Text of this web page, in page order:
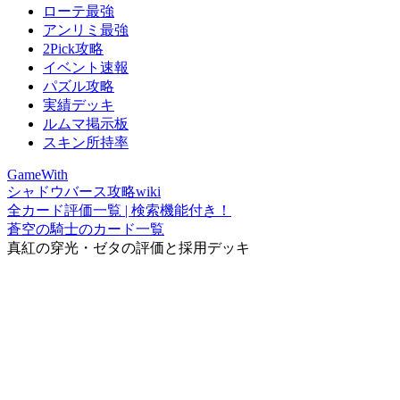
ローテ最強
アンリミ最強
2Pick攻略
イベント速報
パズル攻略
実績デッキ
ルムマ掲示板
スキン所持率
GameWith
シャドウバース攻略wiki
全カード評価一覧 | 検索機能付き！
蒼空の騎士のカード一覧
真紅の穿光・ゼタの評価と採用デッキ